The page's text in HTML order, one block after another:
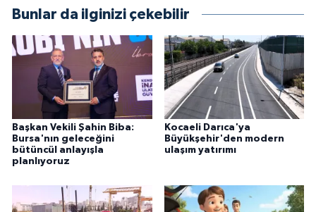
Bunlar da ilginizi çekebilir
Başkan Vekili Şahin Biba:
Bursa'nın geleceğini
bütüncül anlayışla
planlıyoruz
Kocaeli Darıca'ya
Büyükşehir'den modern
ulaşım yatırımı